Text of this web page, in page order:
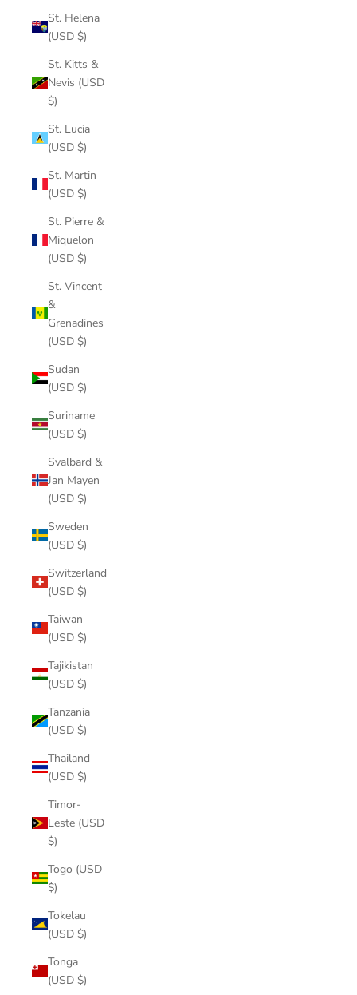
St. Helena
(USD $)
St. Kitts &
Nevis (USD
$)
St. Lucia
(USD $)
St. Martin
(USD $)
St. Pierre &
Miquelon
(USD $)
St. Vincent
&
Grenadines
(USD $)
Sudan
(USD $)
Suriname
(USD $)
Svalbard &
Jan Mayen
(USD $)
Sweden
(USD $)
Switzerland
(USD $)
Taiwan
(USD $)
Tajikistan
(USD $)
Tanzania
(USD $)
Thailand
(USD $)
Timor-
Leste (USD
$)
Togo (USD
$)
Tokelau
(USD $)
Tonga
(USD $)